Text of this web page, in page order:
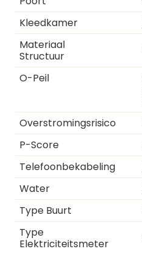
Kleedkamer
Materiaal
Structuur
O-Peil
Overstromingsrisico
P-Score
Telefoonbekabeling
Water
Type Buurt
Type
Elektriciteitsmeter